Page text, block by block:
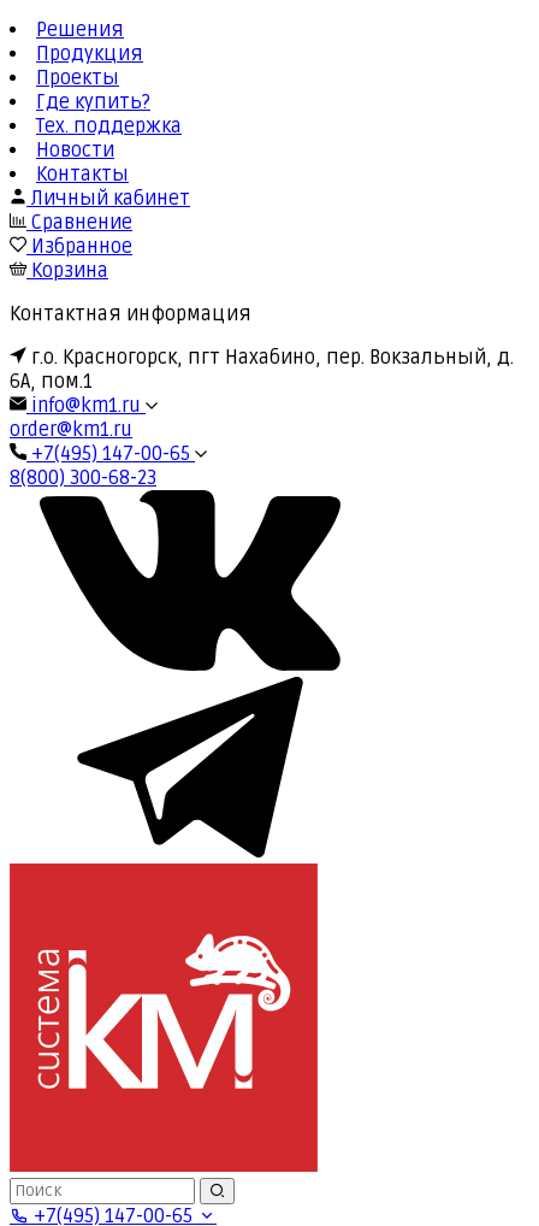
Решения
Продукция
Проекты
Где купить?
Тех. поддержка
Новости
Контакты
Личный кабинет
Сравнение
Избранное
Корзина
Контактная информация
г.о. Красногорск, пгт Нахабино, пер. Вокзальный, д.
6А, пом.1
info@km1.ru
order@km1.ru
+7(495) 147-00-65
8(800) 300-68-23
+7(495) 147-00-65